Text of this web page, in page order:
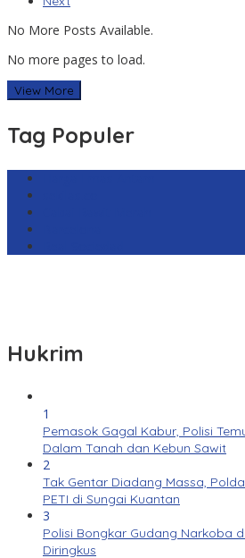
No More Posts Available.
No more pages to load.
View More
Tag Populer
Hukrim
1
Pemasok Gagal Kabur, Polisi
Dalam Tanah dan Kebun Sawit
2
Tak Gentar Diadang Massa,
PETI di Sungai Kuantan
3
Polisi Bongkar Gudang Narkoba
Diringkus